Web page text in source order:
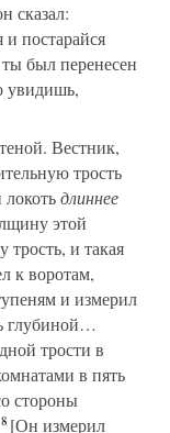
сказал:
постарайся
был перенесен
увидишь,
Вестник,
трость
длиннее
этой
трость, и такая
к воротам,
и измерил
глубиной…
трости в
в пять
стороны
8[Он измерил